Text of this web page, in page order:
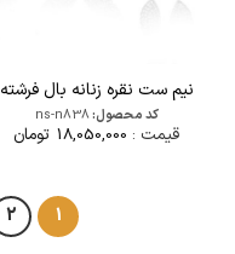
نیم ست نقره زنانه بال فرشته
کد محصول:ns-n838
قیمت : 18,050,000 تومان
1
2